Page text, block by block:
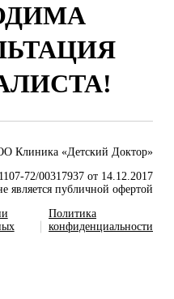
Клиника «Детский Доктор»
72/00317937 от 14.12.2017
является публичной офертой
Политика
конфиденциальности